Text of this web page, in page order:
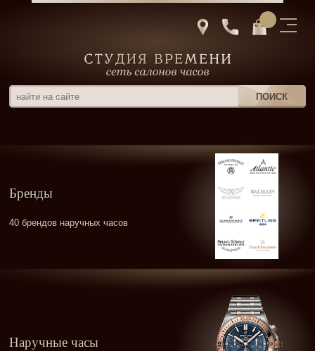
Бренды
40 брендов наручных часов
Наручные часы